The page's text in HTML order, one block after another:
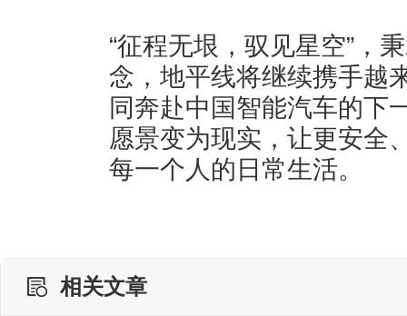
“征程无垠，驭见星空”，
念，地平线将继续携手越
同奔赴中国智能汽车的下
愿景变为现实，让更安全
每一个人的日常生活。
相关文章